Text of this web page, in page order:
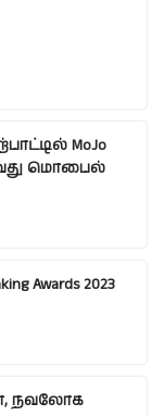
MoJo
மொபைல்
Awards 2023
நவலோக